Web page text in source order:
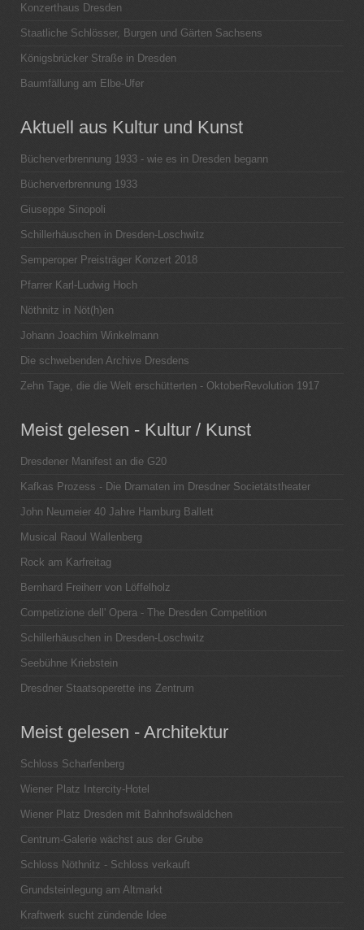
Konzerthaus Dresden
Staatliche Schlösser, Burgen und Gärten Sachsens
Königsbrücker Straße in Dresden
Baumfällung am Elbe-Ufer
Aktuell aus Kultur und Kunst
Bücherverbrennung 1933 - wie es in Dresden begann
Bücherverbrennung 1933
Giuseppe Sinopoli
Schillerhäuschen in Dresden-Loschwitz
Semperoper Preisträger Konzert 2018
Pfarrer Karl-Ludwig Hoch
Nöthnitz in Nöt(h)en
Johann Joachim Winkelmann
Die schwebenden Archive Dresdens
Zehn Tage, die die Welt erschütterten - OktoberRevolution 1917
Meist gelesen - Kultur / Kunst
Dresdener Manifest an die G20
Kafkas Prozess - Die Dramaten im Dresdner Societätstheater
John Neumeier 40 Jahre Hamburg Ballett
Musical Raoul Wallenberg
Rock am Karfreitag
Bernhard Freiherr von Löffelholz
Competizione dell' Opera - The Dresden Competition
Schillerhäuschen in Dresden-Loschwitz
Seebühne Kriebstein
Dresdner Staatsoperette ins Zentrum
Meist gelesen - Architektur
Schloss Scharfenberg
Wiener Platz Intercity-Hotel
Wiener Platz Dresden mit Bahnhofswäldchen
Centrum-Galerie wächst aus der Grube
Schloss Nöthnitz - Schloss verkauft
Grundsteinlegung am Altmarkt
Kraftwerk sucht zündende Idee